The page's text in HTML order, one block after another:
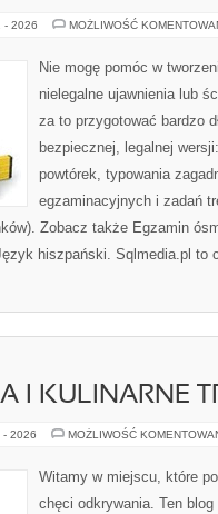
- 2026 MOŻLIWOŚĆ
Nie mogę pomóc w
nielegalne ujawnienia lub
za to przygotować bardzo
bezpiecznej, legalnej
powtórek, typowania
egzaminacyjnych i zadań
Zobacz także Egzamin
hiszpański. Sqlmedia.pl to
I KULINARNE
- 2026 MOŻLIWOŚĆ
Witamy w miejscu, które
chęci odkrywania. Ten